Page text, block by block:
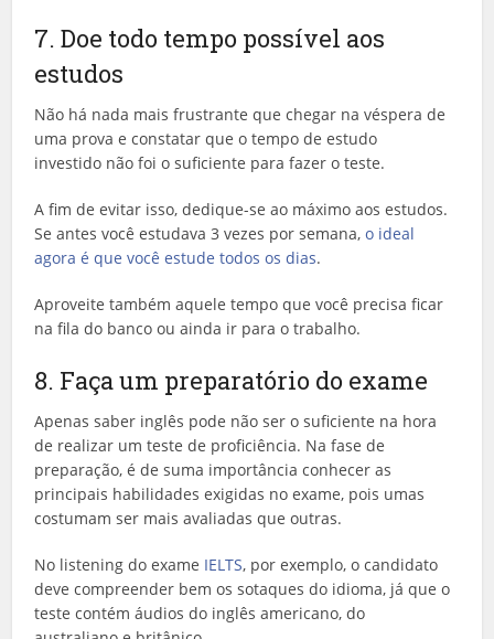
7. Doe todo tempo possível aos
estudos
Não há nada mais frustrante que chegar na véspera de
uma prova e constatar que o tempo de estudo
investido não foi o suficiente para fazer o teste.
A fim de evitar isso, dedique-se ao máximo aos estudos.
Se antes você estudava 3 vezes por semana,o ideal
agora é que você estude todos os dias.
Aproveite também aquele tempo que você precisa ficar
na fila do banco ou ainda ir para o trabalho.
8. Faça um preparatório do exame
Apenas saber inglês pode não ser o suficiente na hora
de realizar um teste de proficiência. Na fase de
preparação, é de suma importância conhecer as
principais habilidades exigidas no exame, pois umas
costumam ser mais avaliadas que outras.
No listening do exame IELTS, por exemplo, o candidato
deve compreender bem os sotaques do idioma, já que o
teste contém áudios do inglês americano, do